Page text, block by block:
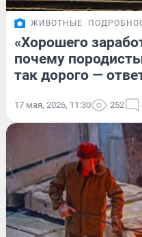
ЖИВОТНЫЕ
«Хорошего
почему
так дорого —
17 мая, 2026, 11:30 252